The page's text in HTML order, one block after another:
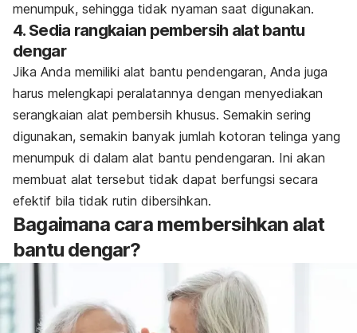
menumpuk, sehingga tidak nyaman saat digunakan.
4. Sedia rangkaian pembersih alat bantu
dengar
Jika Anda memiliki alat bantu pendengaran, Anda juga
harus melengkapi peralatannya dengan menyediakan
serangkaian alat pembersih khusus. Semakin sering
digunakan, semakin banyak jumlah kotoran telinga yang
menumpuk di dalam alat bantu pendengaran. Ini akan
membuat alat tersebut tidak dapat berfungsi secara
efektif bila tidak rutin dibersihkan.
Bagaimana cara membersihkan alat
bantu dengar?